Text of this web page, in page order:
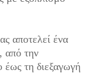
αποτελεί ένα
από την
τη διεξαγωγή